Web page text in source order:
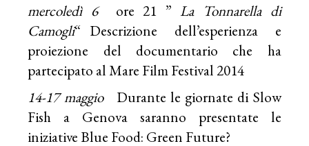
mercoledì 6ore 21 ”La Tonnarella di
Camogli“ Descrizione dell’esperienza e
proiezione del documentario che ha
partecipato al Mare Film Festival 2014
14-17 maggioDurante le giornate di Slow
Fish a Genova saranno presentate le
iniziative Blue Food: Green Future?